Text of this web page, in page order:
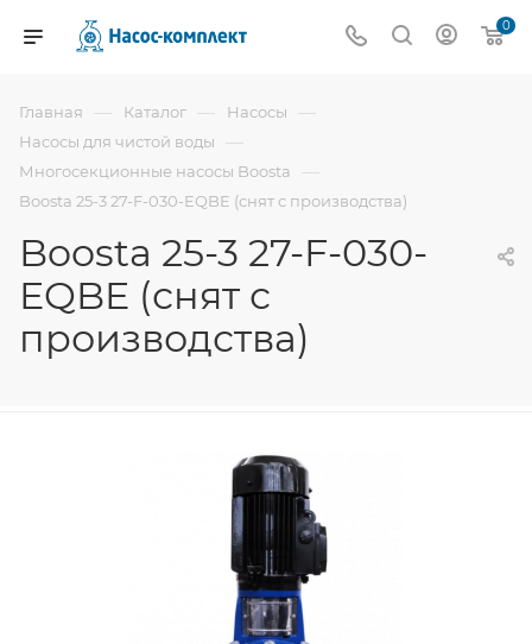
0
Главная — Каталог — Насосы —
Насосы для чистой воды —
Многосекционные насосы Boosta —
Boosta 25-3 27-F-030-EQBE (снят с производства)
Boosta 25-3 27-F-030-
EQBE (снят с
производства)